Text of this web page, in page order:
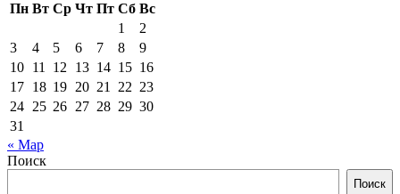
Пн Вт Ср Чт Пт Сб Вс
1
2
3
4 5 6 7 8
9
10 11 12 13 14 15 16
17 18 19 20 21 22 23
24 25 26 27 28 29 30
31
« Мар
Поиск
Поиск